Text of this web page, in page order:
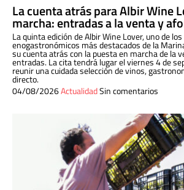
La cuenta atrás para Albir Wine
marcha: entradas a la venta y
La quinta edición de Albir Wine Lover, uno de
enogastronómicos más destacados de la
su cuenta atrás con la puesta en marcha de la
entradas. La cita tendrá lugar el viernes 4 de
reunir una cuidada selección de vinos,
directo.
04/08/2026ActualidadSin comentarios